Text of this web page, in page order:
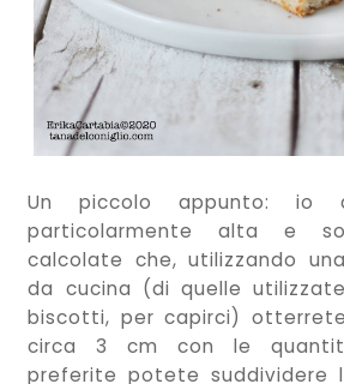
Un piccolo appunto: io
particolarmente alta e
calcolate che, utilizzando
da cucina (di quelle
biscotti, per capirci)
circa 3 cm con le
preferite potete suddividere